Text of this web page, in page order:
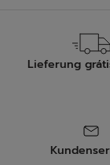
Lieferung